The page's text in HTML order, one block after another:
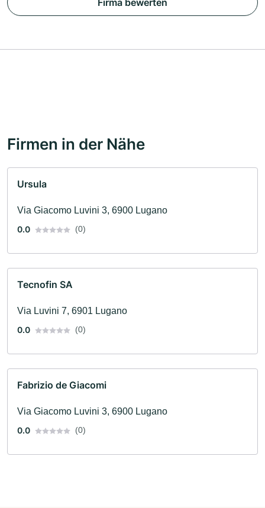
Firma bewerten
Firmen in der Nähe
Ursula
Via Giacomo Luvini 3, 6900 Lugano
0.0
(0)
Tecnofin SA
Via Luvini 7, 6901 Lugano
0.0
(0)
Fabrizio de Giacomi
Via Giacomo Luvini 3, 6900 Lugano
0.0
(0)